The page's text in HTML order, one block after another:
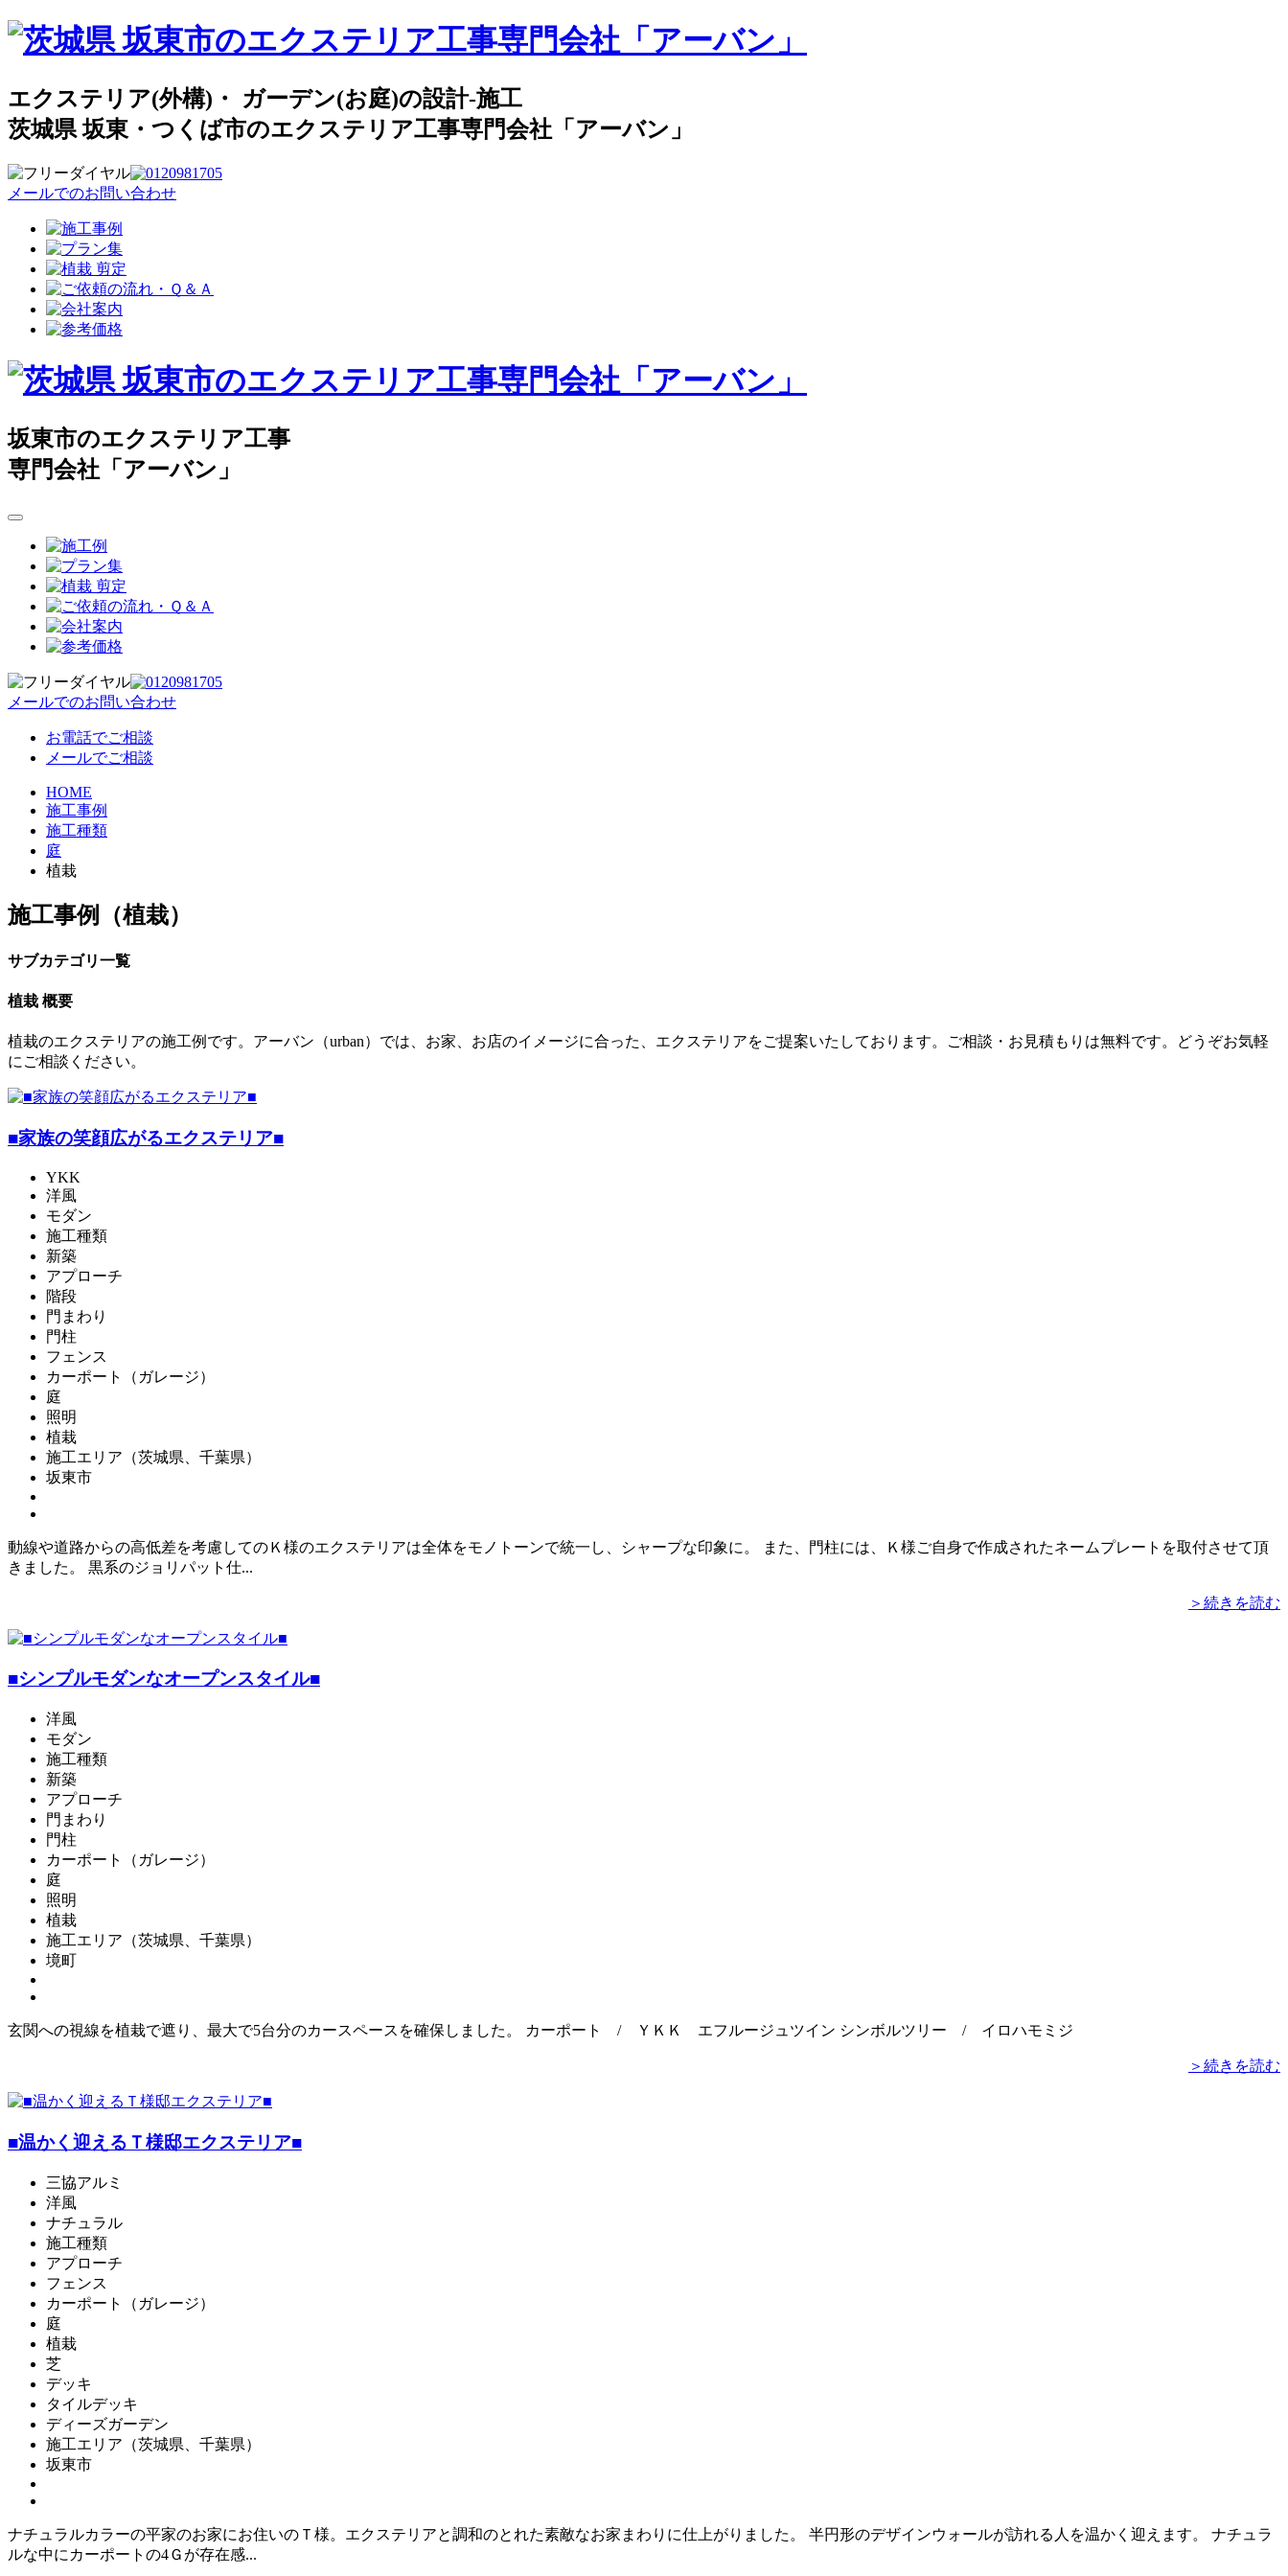
エクステリア(外構)・ ガーデン(お庭)の設計-施工
茨城県 坂東・つくば市のエクステリア工事専門会社「アーバン」
メールでのお問い合わせ
坂東市のエクステリア工事
専門会社「アーバン」
メールでのお問い合わせ
お電話でご相談
メールでご相談
HOME
施工事例
施工種類
庭
植栽
施工事例（植栽）
サブカテゴリ一覧
植栽 概要
植栽のエクステリアの施工例です。アーバン（urban）では、お家、お店のイメージに合った、エクステリアをご提案いたしております。ご相談・お見積もりは無料です。どうぞお気軽
にご相談ください。
■家族の笑顔広がるエクステリア■
YKK
洋風
モダン
施工種類
新築
アプローチ
階段
門まわり
門柱
フェンス
カーポート（ガレージ）
庭
照明
植栽
施工エリア（茨城県、千葉県）
坂東市
動線や道路からの高低差を考慮してのＫ様のエクステリアは全体をモノトーンで統一し、シャープな印象に。 また、門柱には、Ｋ様ご自身で作成されたネームプレートを取付させて頂
きました。 黒系のジョリパット仕...
＞続きを読む
■シンプルモダンなオープンスタイル■
洋風
モダン
施工種類
新築
アプローチ
門まわり
門柱
カーポート（ガレージ）
庭
照明
植栽
施工エリア（茨城県、千葉県）
境町
玄関への視線を植栽で遮り、最大で5台分のカースペースを確保しました。 カーポート / ＹＫＫ エフルージュツイン シンボルツリー / イロハモミジ
＞続きを読む
■温かく迎えるＴ様邸エクステリア■
三協アルミ
洋風
ナチュラル
施工種類
アプローチ
フェンス
カーポート（ガレージ）
庭
植栽
芝
デッキ
タイルデッキ
ディーズガーデン
施工エリア（茨城県、千葉県）
坂東市
ナチュラルカラーの平家のお家にお住いのＴ様。エクステリアと調和のとれた素敵なお家まわりに仕上がりました。 半円形のデザインウォールが訪れる人を温かく迎えます。 ナチュラ
ルな中にカーポートの4Ｇが存在感...